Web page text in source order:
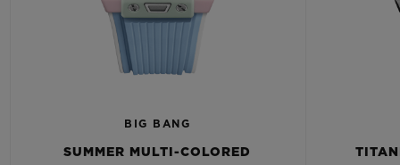
BIG BANG
SUMMER MULTI-COLORED